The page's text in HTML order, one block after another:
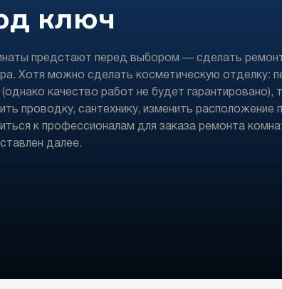
ключ
предстают перед выбором — сделать
Хотя можно сделать косметическую отделку:
качество работ не будет гарантировано),
проводку, сантехнику, изменить расположение
к профессионалам для заказа ремонта
далее.